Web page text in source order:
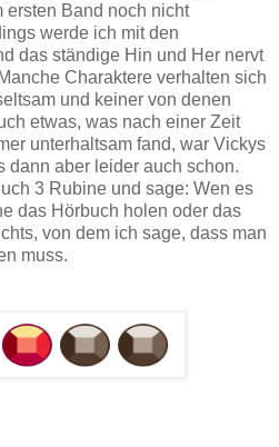
ersten Band noch nicht
werde ich mit den
das ständige Hin und Her nervt
Charaktere verhalten sich
und keiner von denen
etwas, was nach einer Zeit
unterhaltsam fand, war Vickys
dann aber leider auch schon.
3 Rubine und sage: Wen es
das Hörbuch holen oder das
von dem ich sage, dass man
muss.